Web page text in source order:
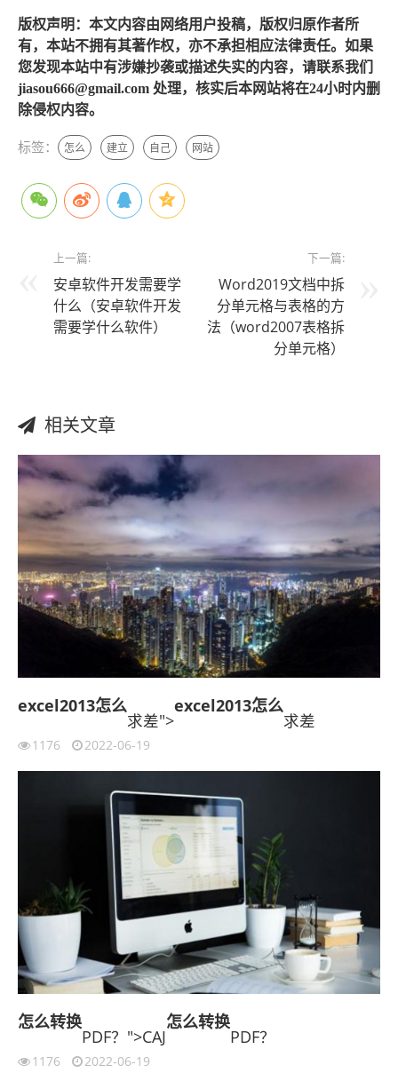
版权声明：本文内容由网络用户投稿，版权归原作者所
有，本站不拥有其著作权，亦不承担相应法律责任。如果
您发现本站中有涉嫌抄袭或描述失实的内容，请联系我们
jiasou666@gmail.com 处理，核实后本网站将在24小时内删
除侵权内容。
标签： 怎么 建立 自己 网站
上一篇:
安卓软件开发需要学
什么（安卓软件开发
需要学什么软件）
下一篇:
Word2019文档中拆
分单元格与表格的方
法（word2007表格拆
分单元格）
相关文章
excel2013怎么
求差">
excel2013怎么
求差
1176 2022-06-19
怎么转换
PDF？">CAJ
怎么转换
PDF？
1176 2022-06-19